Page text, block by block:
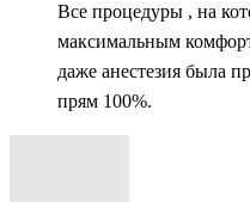
Все процедуры , на
максимальным
даже анестезия была
прям 100%.